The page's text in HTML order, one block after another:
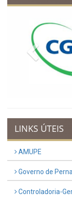
LINKS ÚTEIS
AMUPE
Governo de
Controladoria-